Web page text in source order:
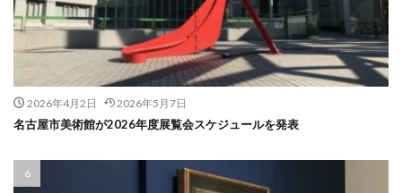
2026年4月2日 2026年5月7日
名古屋市美術館が2026年度展覧会スケジュールを発表